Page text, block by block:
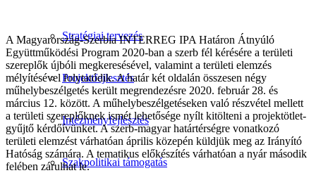
Stratégiai tervezés
Projektfejlesztés
Intézményfejlesztés
Szakpolitikai támogatás
A Magyarország-Szerbia INTERREG IPA Határon Átnyúló
Együttműködési Program 2020-ban a szerb fél kérésére a területi
szereplők újbóli megkeresésével, valamint a területi elemzés
mélyítésével folytatódik. A határ két oldalán összesen négy
műhelybeszélgetés került megrendezésre 2020. február 28. és
március 12. között. A műhelybeszélgetéseken való részvétel mellett
a területi szereplőknek ismét lehetősége nyílt kitölteni a projektötlet-
gyűjtő kérdőívünket. A szerb-magyar határtérségre vonatkozó
területi elemzést várhatóan április közepén küldjük meg az Irányító
Hatóság számára. A tematikus előkészítés várhatóan a nyár második
felében zárulhat le.